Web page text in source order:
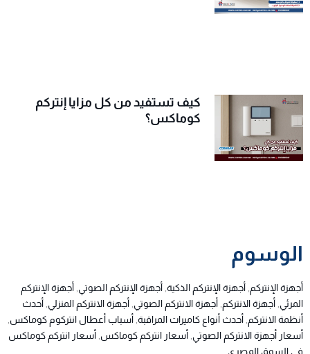
كيف تستفيد من كل مزايا إنتركم
كوماكس؟
الوسوم
أجهزة الإنتركم, أجهزة الإنتركم الذكية, أجهزة الإنتركم الصوتي, أجهزة الإنتركم
المرئي, أجهزة الانتركم, أجهزة الانتركم الصوتي, أجهزة الانتركم المنزلي, أحدث
أنظمة الانتركم, أحدث أنواع كاميرات المراقبة, أسباب أعطال انتركوم كوماكس,
أسعار أجهزة الانتركم الصوتي, أسعار انتركم كوماكس, أسعار انتركم كوماكس
في السوق المصري